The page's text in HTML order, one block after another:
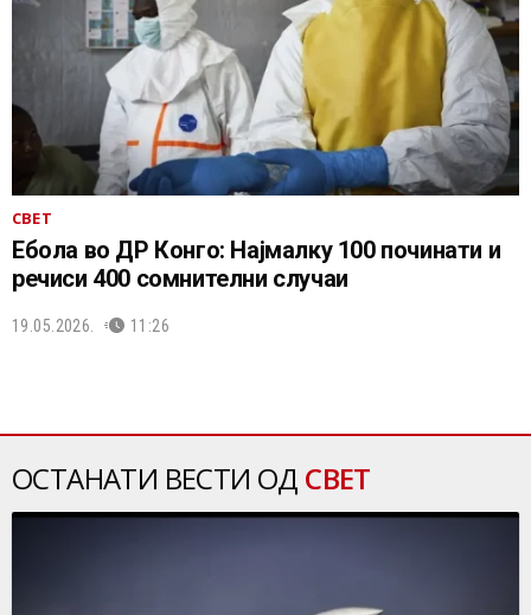
СВЕТ
Ебола во ДР Конго: Најмалку 100 починати и
речиси 400 сомнителни случаи
19.05.2026. 11:26
ОСТАНАТИ ВЕСТИ ОД СВЕТ